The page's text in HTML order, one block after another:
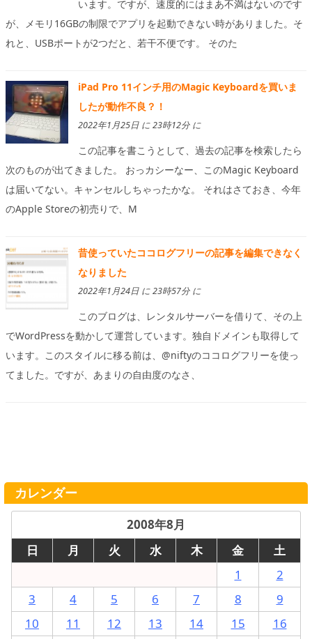
います。ですが、速度的にはまあ不満はないのです
が、メモリ16GBの制限でアプリを起動できない時がありました。そ
れと、USBポートが2つだと、若干不便です。 そのた
iPad Pro 11インチ用のMagic Keyboardを買いま
したが動作不良？！
2022年1月25日 に 23時12分 に
この記事を書こうとして、過去の記事を検索したら
次のものが出てきました。 おっカシーなー、このMagic Keyboard
は届いてない。キャンセルしちゃったかな。 それはさておき、今年
のApple Storeの初売りで、M
昔使っていたココログフリーの記事を編集できなく
なりました
2022年1月24日 に 23時57分 に
このブログは、レンタルサーバーを借りて、その上
でWordPressを動かして運営しています。独自ドメインも取得して
います。このスタイルに移る前は、@niftyのココログフリーを使っ
てました。ですが、あまりの自由度のなさ、
カレンダー
2008年8月
日
月 火 水 木 金
土
1
2
3
4 5 6 7 8
9
10
11 12 13 14 15
16